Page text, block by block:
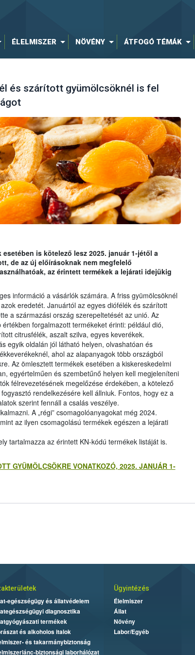
ÉLELMISZER NÖVÉNY ÁTFOGÓ TÉMÁK
és szárított gyümölcsöknél is fel
is kötelező lesz 2025. január 1-jétől a
de az új előírásoknak nem megfelelő
az érintett termékek a lejárati idejükig
információ a vásárlók számára. A friss gyümölcsöknél
eredetét. Januártól az egyes diófélék és szárított
a származási ország szerepeltetését az unió. Az
forgalmazott termékeket érinti: például dió,
citrusfélék, aszalt szilva, egyes keverékek.
egyik oldalán jól látható helyen, olvashatóan és
ahol az alapanyagok több országból
Az ömlesztett termékek esetében a kiskereskedelmi
egyértelműen és szembetűnő helyen kell megjeleníteni
félrevezetésének megelőzése érdekében, a kötelező
rendelkezésére kell állniuk. Fontos, hogy ez a
szerint fennáll a csalás veszélye.
A „régi” csomagolóanyagokat még 2024.
az ilyen csomagolású termékek egészen a lejárati
tartalmazza az érintett KN-kódú termékek listáját is.
GYÜMÖLCSÖKRE VONATKOZÓ, 2025. JANUÁR 1-
egészségügy és állatvédelem
diagnosztika
termékek
és alkoholos italok
és takarmánybiztonság
biztonsági laborhálózat
Ügyintézés
Élelmiszer
Állat
Növény
Labor/Egyéb